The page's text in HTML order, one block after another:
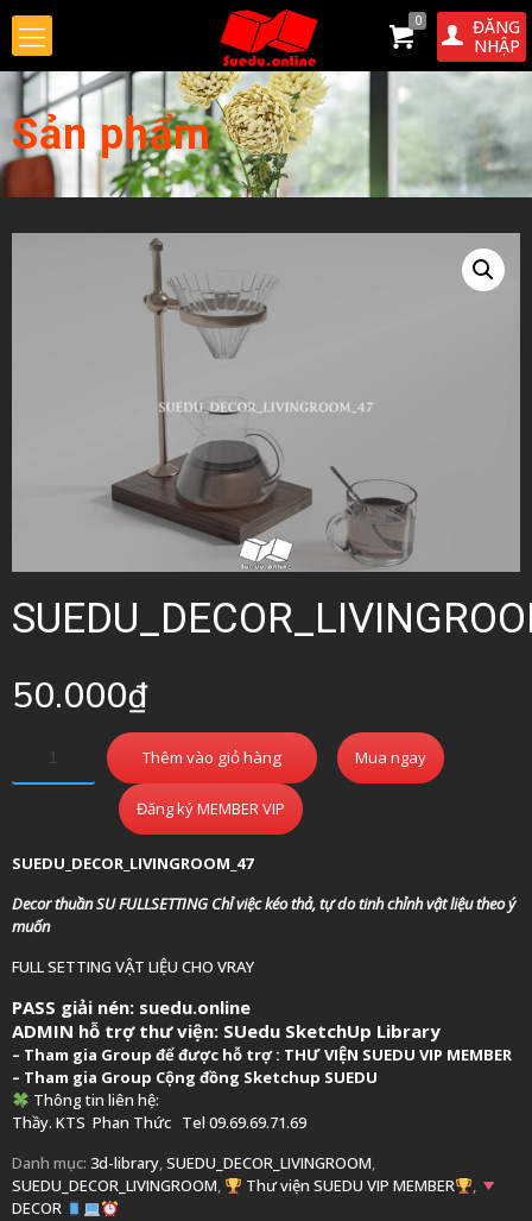
0
ĐĂNG
NHẬP
Sản phẩm
50.000₫
Thêm vào giỏ hàng Mua ngay
Đăng ký MEMBER VIP
SUEDU_DECOR_LIVINGROOM_47
Decor thuần SU FULLSETTING Chỉ việc kéo thả, tự do tinh chỉnh vật liệu theo ý
muốn
FULL SETTING VẬT LIỆU CHO VRAY
PASS giải nén: suedu.online
ADMIN hỗ trợ thư viện: SUedu SketchUp Library
– Tham gia Group để được hỗ trợ : THƯ VIỆN SUEDU VIP MEMBER
– Tham gia Group Cộng đồng Sketchup SUEDU
Thông tin liên hệ:
Thầy. KTS Phan Thức Tel 09.69.69.71.69
Danh mục: 3d-library,SUEDU_DECOR_LIVINGROOM,
SUEDU_DECOR_LIVINGROOM, Thư viện SUEDU VIP MEMBER
,
DECOR